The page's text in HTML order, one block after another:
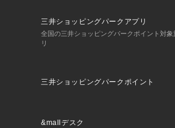
三井ショッピングパークアプリ
全国の三井ショッピングパークポイント対
リ
三井ショッピングパークポイント
&mallデスク